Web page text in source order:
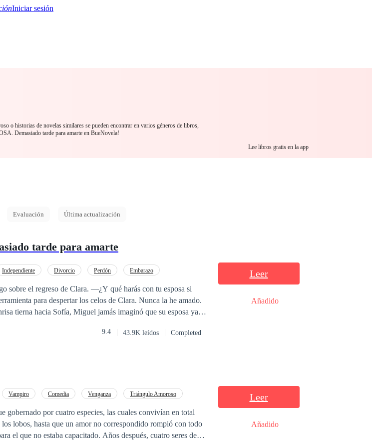
Iniciar sesión
o historias de novelas similares se pueden encontrar en varios géneros de libros,
Demasiado tarde para amarte en BueNovela!
Lee libros gratis en la app
Evaluación Última actualización
tarde para amarte
Independiente Divorcio Perdón Embarazo
sobre el regreso de Clara. —¿Y qué harás con tu esposa si
para despertar los celos de Clara. Nunca la he amado.
tierna hacia Sofía, Miguel jamás imaginó que su esposa ya
marcharía, dispuesta a dejar libre a Miguel para que fuera feliz
que guarda un
amigo.
9.4 43.9K leídos Completed
Leer
Añadido
Vampiro Comedia Venganza
Triángulo Amoroso
gobernado por cuatro especies, las cuales convivían en total
lobos, hasta que un amor no correspondido rompió con todo
el que no estaba capacitado. Años después, cuatro seres de
Leer
Añadido